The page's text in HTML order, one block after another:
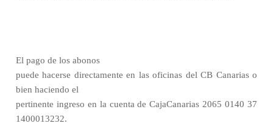
El pago de los abonos
puede hacerse directamente en las oficinas del CB Canarias o
bien haciendo el
pertinente ingreso en la cuenta de CajaCanarias 2065 0140 37
1400013232.